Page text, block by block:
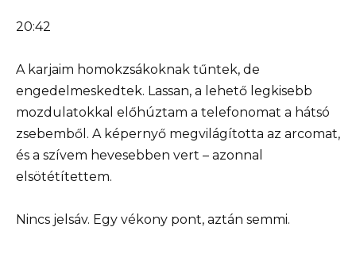
20:42
A karjaim homokzsákoknak tűntek, de
engedelmeskedtek. Lassan, a lehető legkisebb
mozdulatokkal előhúztam a telefonomat a hátsó
zsebemből. A képernyő megvilágította az arcomat,
és a szívem hevesebben vert – azonnal
elsötétítettem.
Nincs jelsáv. Egy vékony pont, aztán semmi.